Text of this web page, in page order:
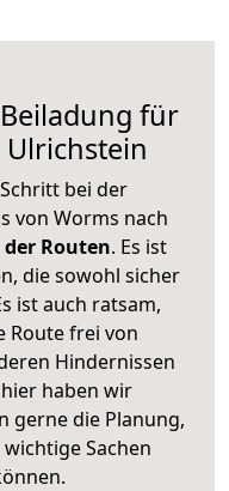
für
bei der
von Worms nach
Routen. Es ist
die sowohl sicher
ist auch ratsam,
Route frei von
Hindernissen
haben wir
gerne die Planung,
Sachen